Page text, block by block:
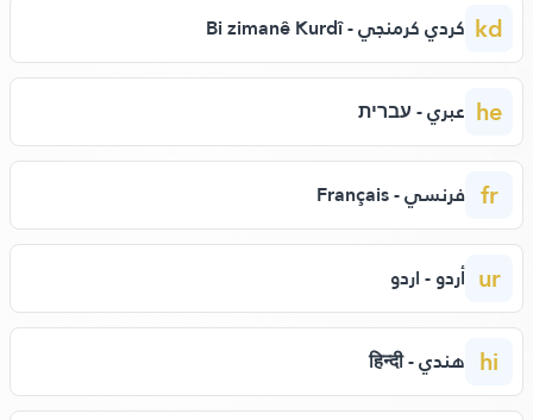
kd كردي كرمنجي - Bi zimanê Kurdî
he عبري - עברית
fr فرنسي - Français
ur أردو - اردو
hi هندي - हिन्दी